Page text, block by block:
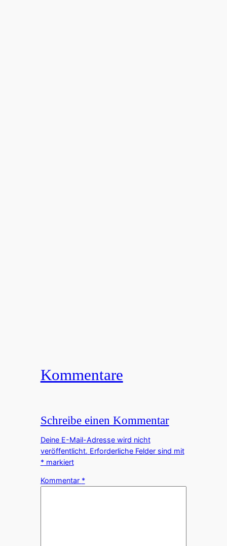
Kommentare
Schreibe einen Kommentar
Deine E-Mail-Adresse wird nicht
veröffentlicht. Erforderliche Felder sind mit
*markiert
Kommentar *